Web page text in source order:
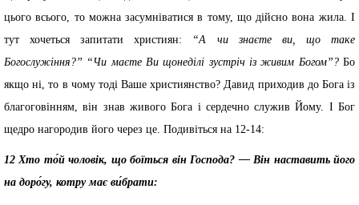
цього всього, то можна засумніватися в тому, що дійсно вона жила. І
тут хочеться запитати християн:
“А чи знаєте ви, що таке
Богослужіння?” “Чи маєте Ви щонеділі зустріч із живим Богом”?Бо
якщо ні, то в чому тоді Ваше християнство? Давид приходив до Бога із
благоговінням, він знав живого Бога і сердечно служив Йому. І Бог
щедро нагородив його через це. Подивіться на 12-14:
12 Хто то́й чоловік, що боїться він Господа? — Він наставить його
на доро́гу, котру має ви́брати: